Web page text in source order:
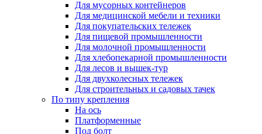
Для мусорных контейнеров
Для медицинской мебели и техники
Для покупательских тележек
Для пищевой промышленности
Для молочной промышленности
Для хлебопекарной промышленности
Для лесов и вышек-тур
Для двухколесных тележек
Для строительных и садовых тачек
По типу крепления
На ось
Платформенные
Под болт